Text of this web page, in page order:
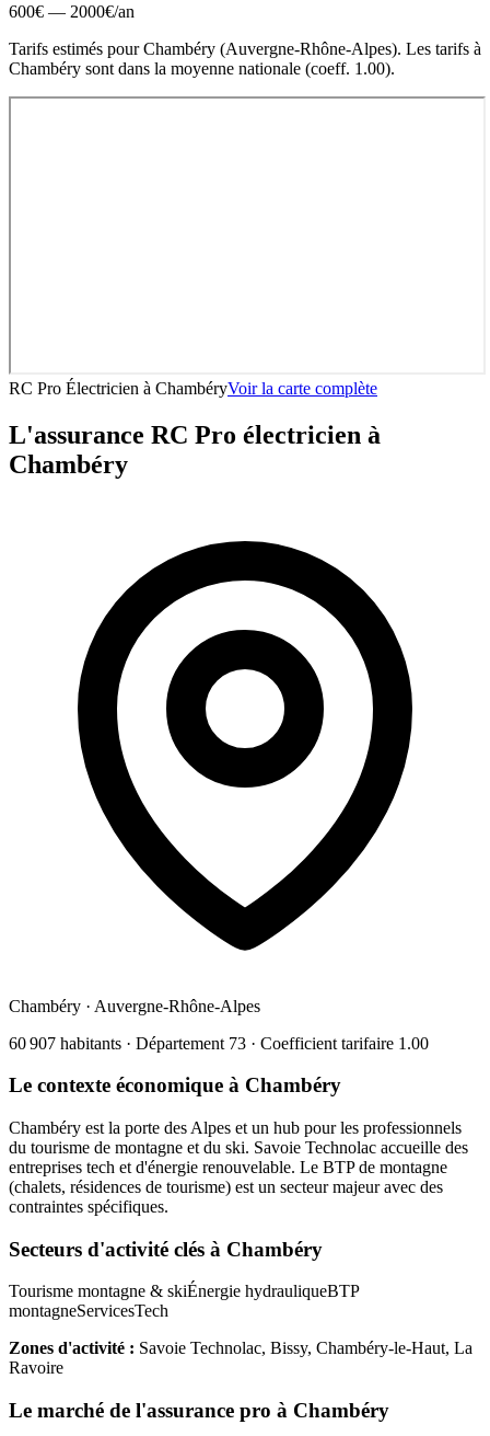
600€ — 2000€/an
Tarifs estimés pourChambéry (Auvergne-Rhône-Alpes). Les tarifs à
Chambéry sont dans la moyenne nationale (coeff. 1.00).
RC Pro Électricien à ChambéryVoir la carte complète
L'assurance RC Pro électricien à
Chambéry
Chambéry · Auvergne-Rhône-Alpes
60 907 habitants · Département 73 · Coefficient tarifaire 1.00
Le contexte économique à Chambéry
Chambéry est la porte des Alpes et un hub pour les professionnels
du tourisme de montagne et du ski. Savoie Technolac accueille des
entreprises tech et d'énergie renouvelable. Le BTP de montagne
(chalets, résidences de tourisme) est un secteur majeur avec des
contraintes spécifiques.
Secteurs d'activité clés à Chambéry
Tourisme montagne & skiÉnergie hydrauliqueBTP
montagneServicesTech
Zones d'activité : Savoie Technolac, Bissy, Chambéry-le-Haut, La
Ravoire
Le marché de l'assurance pro à Chambéry